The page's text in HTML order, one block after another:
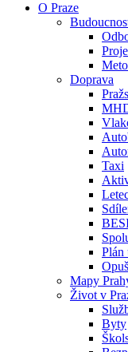
O Praze
Doprava
Taxi
Plán
Mapy
Život v
Byty